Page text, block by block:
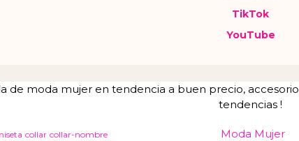
TikTok
YouTube
de moda mujer en tendencia a buen precio,
tendencias !
collar collar-nombre
Moda Mujer